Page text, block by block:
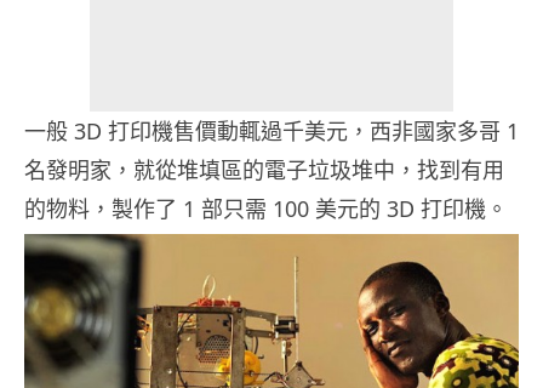
一般 3D 打印機售價動輒過千美元，西非國家多哥 1
名發明家，就從堆填區的電子垃圾堆中，找到有用
的物料，製作了 1 部只需 100 美元的 3D 打印機。